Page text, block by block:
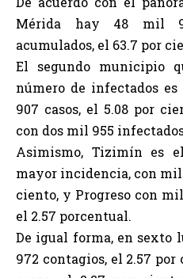
Mérida hay 48 mil
acumulados, el 63.7 por
El segundo municipio
número de infectados
907 casos, el 5.08 por
con dos mil 955
Asimismo, Tizimín es
mayor incidencia, con
ciento, y Progreso con
el 2.57 porcentual.
De igual forma, en sexto
972 contagios, el 2.57